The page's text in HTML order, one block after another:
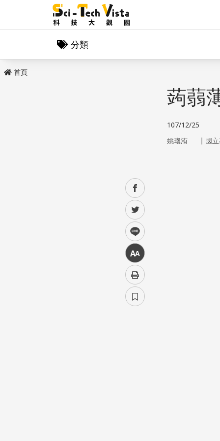
分類
首頁
facebook
twitter
line
中
蒟蒻
107/12/25
姚璁洧 ｜ 國